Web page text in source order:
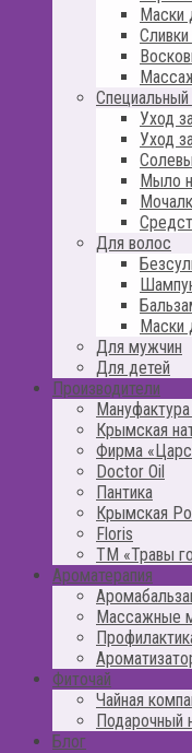
Маски
Специальный
Уход
Уход
Мыло
Для волос
Маски
Для мужчин
Для детей
Производители
Крымская
Фирма
Doctor Oil
Пантика
Крымская
Floris
ТМ «Травы
Ароматерапия
Массажные
Фиточай
Чайная
Подарочный
Блог